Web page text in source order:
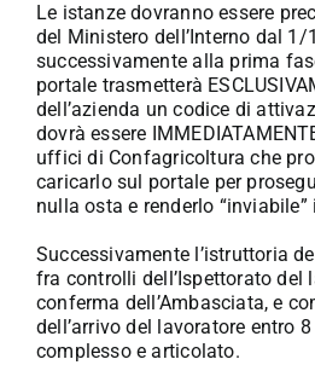
Le istanze dovranno essere
del Ministero dell’Interno dal
successivamente alla prima
portale trasmetterà
dell’azienda un codice di
dovrà essere
uffici di Confagricoltura che
caricarlo sul portale per
nulla osta e renderlo
Successivamente l’istruttoria
fra controlli dell’Ispettorato del
conferma dell’Ambasciata, e
dell’arrivo del lavoratore entro
complesso e articolato.